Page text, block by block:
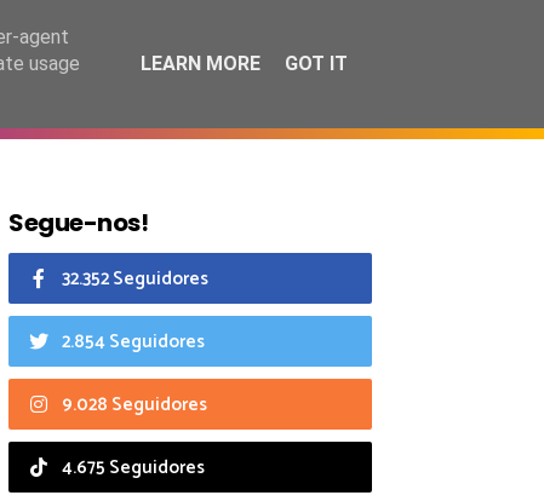
CALENDÁRIO
Segue-nos!
32.352 Seguidores
2.854 Seguidores
9.028 Seguidores
4.675 Seguidores
agent
usage
LEARN MORE GOT IT